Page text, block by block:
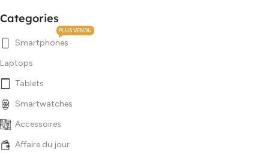
Categories
Smartphones
PLUS VENDU
Laptops
Tablets
Smartwatches
Accessoires
Affaire du jour